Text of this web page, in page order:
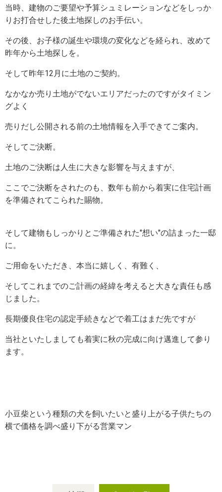
当時、建物のご要望や予算シュミレーションなどをしっか
りお打合せした後土地探しのお手伝い。
その後、お子様の誕生や環境の変化などを経られ、改めて
昨年から土地探しを。
そして昨年12月に土地のご契約。
なかなか売り土地がでないエリアだったのですがタイミン
グよく
売りだし公開される前の土地情報を入手できてご案内。
そしてご決断。
土地のご決断は人生に大きな影響を与えますが、
ここでご決断をされたのも、数年も前から着実に住宅計画
を準備されてこられた賜物。
そして建物もしっかりとご準備された"想い"の詰まった一邸
に。
ご用命をいただき、本当に嬉しく、有難く、
そしてこれまでのご計画の経緯を考えると大きな責任も感
じました。
長期優良住宅の認定手続きなどで着工はまだ先ですが
当社といたしましても着実に秋の完成に向け邁進して参り
ます。
小豆柴という種類の犬を飼いたいと盛り上がる子供たちの
横で価格を調べ盛り下がる営業マン